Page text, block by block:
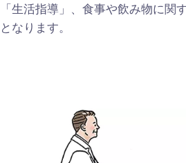
「生活指導」、食事や飲み物に関
となります。